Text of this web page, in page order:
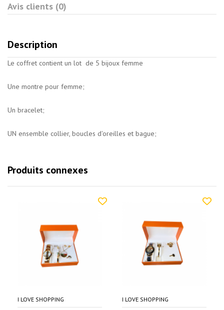
Avis clients (0)
Description
Le coffret contient un lot de 5 bijoux femme
Une montre pour femme;
Un bracelet;
UN ensemble collier, boucles d'oreilles et bague;
Produits connexes
I LOVE SHOPPING I LOVE SHOPPING